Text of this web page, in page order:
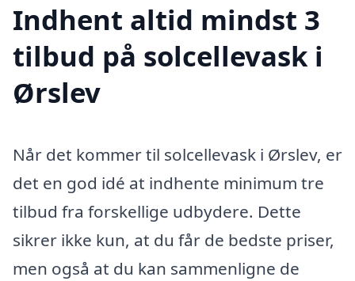
Indhent altid mindst 3
tilbud på solcellevask i
Ørslev
Når det kommer til solcellevask i Ørslev, er
det en god idé at indhente minimum tre
tilbud fra forskellige udbydere. Dette
sikrer ikke kun, at du får de bedste priser,
men også at du kan sammenligne de